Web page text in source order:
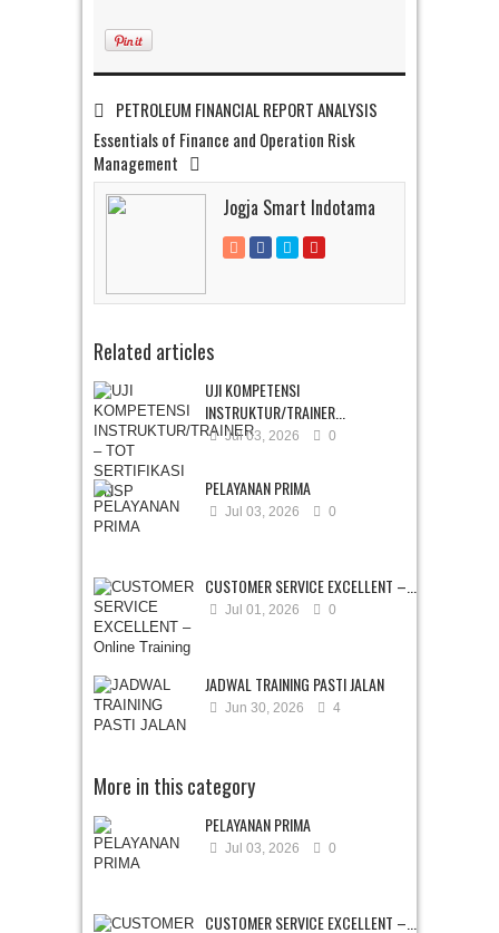
PETROLEUM FINANCIAL REPORT ANALYSIS
Essentials of Finance and Operation Risk
Management
Jogja Smart Indotama
Related articles
UJI KOMPETENSI
INSTRUKTUR/TRAINER...
Jul 03, 2026 0
PELAYANAN PRIMA
Jul 03, 2026 0
CUSTOMER SERVICE EXCELLENT –...
Jul 01, 2026 0
JADWAL TRAINING PASTI JALAN
Jun 30, 2026 4
More in this category
PELAYANAN PRIMA
Jul 03, 2026 0
CUSTOMER SERVICE EXCELLENT –...